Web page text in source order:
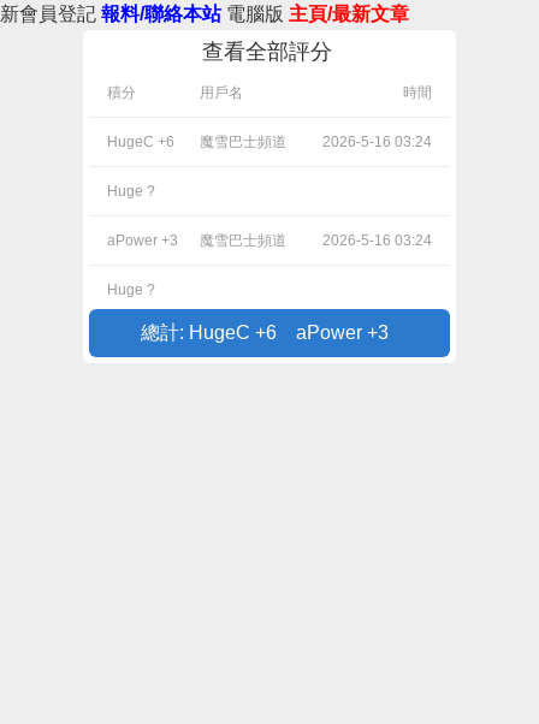
新會員登記 報料/聯絡本站 電腦版 主頁/最新文章
查看全部評分
積分 用戶名 時間
HugeC +6 魔雪巴士頻道 2026-5-16 03:24
Huge ?
aPower +3 魔雪巴士頻道 2026-5-16 03:24
Huge ?
總計: HugeC +6 aPower +3